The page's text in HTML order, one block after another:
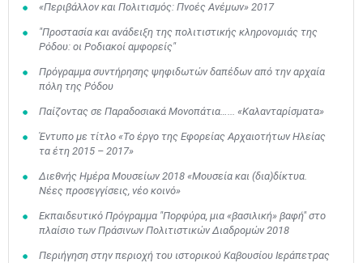
«Περιβάλλον και Πολιτισμός: Πνοές Ανέμων» 2017
"Προστασία και ανάδειξη της πολιτιστικής κληρονομιάς της
Ρόδου: οι Ροδιακοί αμφορείς"
Πρόγραμμα συντήρησης ψηφιδωτών δαπέδων από την αρχαία
πόλη της Ρόδου
Παίζοντας σε Παραδοσιακά Μονοπάτια…... «Καλανταρίσματα»
Έντυπο με τίτλο «Το έργο της Εφορείας Αρχαιοτήτων Ηλείας
τα έτη 2015 – 2017»
Διεθνής Ημέρα Μουσείων 2018 «Μουσεία και (δια)δίκτυα.
Νέες προσεγγίσεις, νέο κοινό»
Εκπαιδευτικό Πρόγραμμα "Πορφύρα, μια «βασιλική» βαφή" στο
πλαίσιο των Πράσινων Πολιτιστικών Διαδρομών 2018
Περιήγηση στην περιοχή του ιστορικού Καβουσίου Ιεράπετρας